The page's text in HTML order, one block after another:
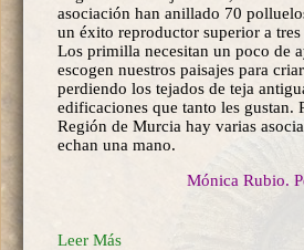
asociación han anillado 70
un éxito reproductor superior a
Los primilla necesitan un poco de
escogen nuestros paisajes para
perdiendo los tejados de teja
edificaciones que tanto les gustan.
Región de Murcia hay varias
echan una mano.
Mónica Rubio.
Leer Más